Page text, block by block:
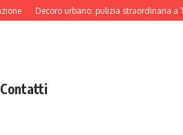
Decoro urbano: pulizia straordinaria a Taranto
Contatti